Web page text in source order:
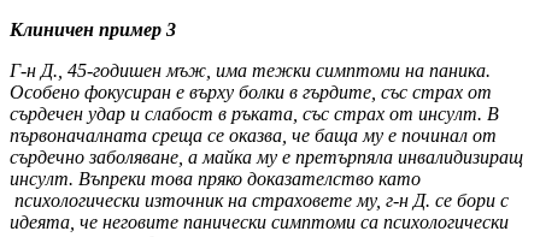
Клиничен пример 3
Г-н Д., 45-годишен мъж, има тежки симптоми на паника.
Особено фокусиран е върху болки в гърдите, със страх от
сърдечен удар и слабост в ръката, със страх от инсулт. В
първоначалната среща се оказва, че баща му е починал от
сърдечно заболяване, а майка му е претърпяла инвалидизиращ
инсулт. Въпреки това пряко доказателство като
психологически източник на страховете му, г-н Д. се бори с
идеята, че неговите панически симптоми са психологически